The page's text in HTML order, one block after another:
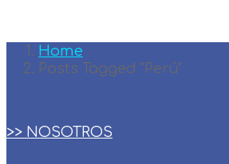
Home
Posts Tagged "Perú"
>> NOSOTROS